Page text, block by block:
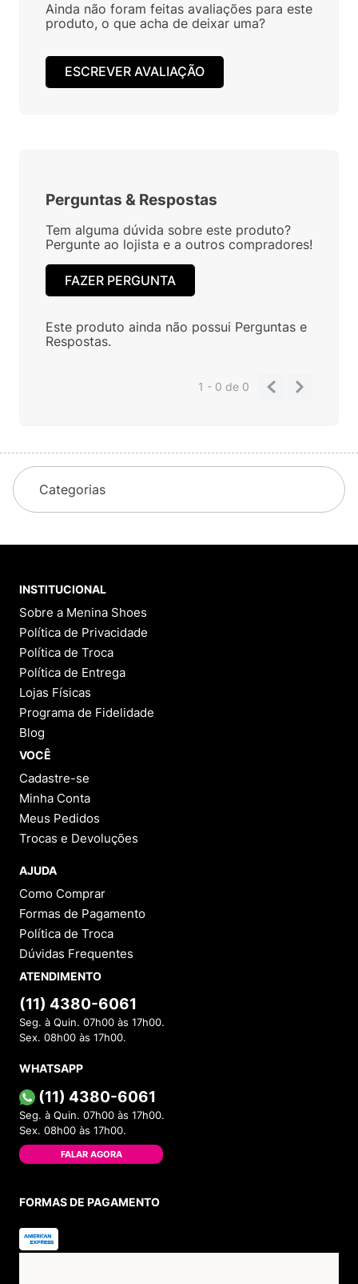
Ainda não foram feitas avaliações para este
produto, o que acha de deixar uma?
ESCREVER AVALIAÇÃO
Perguntas & Respostas
Tem alguma dúvida sobre este produto?
Pergunte ao lojista e a outros compradores!
FAZER PERGUNTA
Este produto ainda não possui Perguntas e
Respostas.
1 - 0de 0
Categorias
INSTITUCIONAL
Sobre a Menina Shoes
Política de Privacidade
Política de Troca
Política de Entrega
Lojas Físicas
Programa de Fidelidade
Blog
VOCÊ
Cadastre-se
Minha Conta
Meus Pedidos
Trocas e Devoluções
AJUDA
Como Comprar
Formas de Pagamento
Política de Troca
Dúvidas Frequentes
ATENDIMENTO
(11) 4380-6061
Seg. à Quin. 07h00 às 17h00.
Sex. 08h00 às 17h00.
WHATSAPP
(11) 4380-6061
Seg. à Quin. 07h00 às 17h00.
Sex. 08h00 às 17h00.
FALAR AGORA
FORMAS DE PAGAMENTO